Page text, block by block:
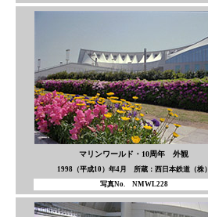
マリンワールド・10周年 外観
1998（平成10）年4月 所蔵：西日本鉄道（株）
写真No. NMWL228